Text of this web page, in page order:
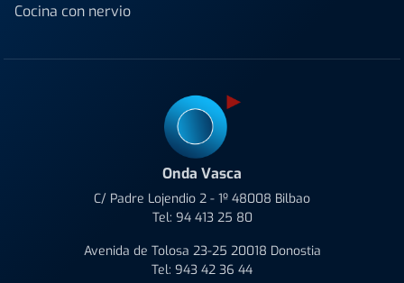
Cocina con nervio
Onda Vasca
C/ Padre Lojendio 2 - 1º 48008 Bilbao
Tel: 94 413 25 80
Avenida de Tolosa 23-25 20018 Donostia
Tel: 943 42 36 44